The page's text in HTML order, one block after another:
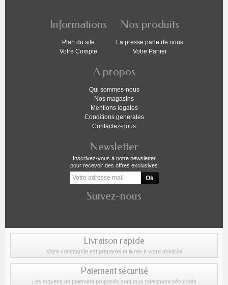
Informations
Plan du site
Votre Compte
Nos produits
La presse parle de nous
Votre Panier
A propos
Qui sommes-nous
Nos magasins
Mentions legales
Conditions generales
Contactez-nous
Newsletter
Inscrivez-vous à notre newsletter
pour recevoir des offres exclusives
Suivez-nous
Livraison rapide
Votre commande est préparée et livrée à votre domicile
Paiement sécurisé
Les moyens de paiement proposés sont tous totalement sécurisés